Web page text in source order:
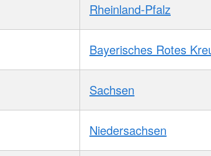
Rheinland-Pfalz
Bayerisches Rotes
Sachsen
Niedersachsen